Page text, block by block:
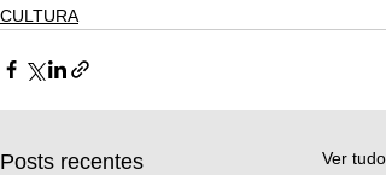
CULTURA
Posts recentes Ver tudo